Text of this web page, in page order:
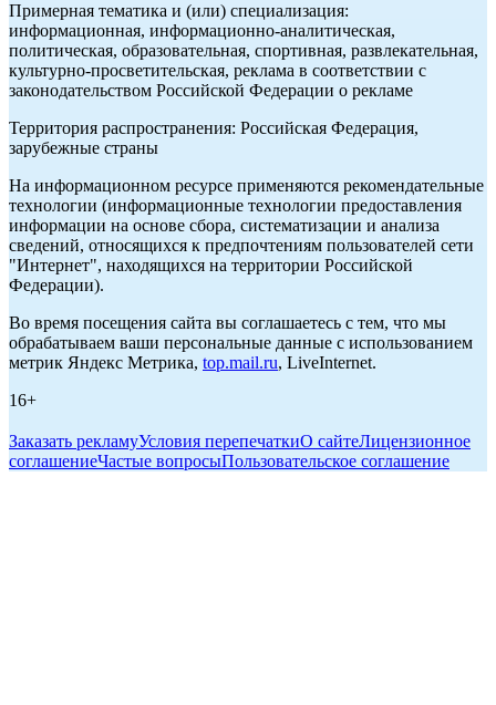
Примерная тематика и (или) специализация:
информационная, информационно-аналитическая,
политическая, образовательная, спортивная, развлекательная,
культурно-просветительская, реклама в соответствии с
законодательством Российской Федерации о рекламе
Территория распространения: Российская Федерация,
зарубежные страны
На информационном ресурсе применяются рекомендательные
технологии (информационные технологии предоставления
информации на основе сбора, систематизации и анализа
сведений, относящихся к предпочтениям пользователей сети
"Интернет", находящихся на территории Российской
Федерации).
Во время посещения сайта вы соглашаетесь с тем, что мы
обрабатываем ваши персональные данные с использованием
метрик Яндекс Метрика, top.mail.ru, LiveInternet.
16+
Заказать рекламуУсловия перепечаткиО сайтеЛицензионное
соглашениеЧастые вопросыПользовательское соглашение